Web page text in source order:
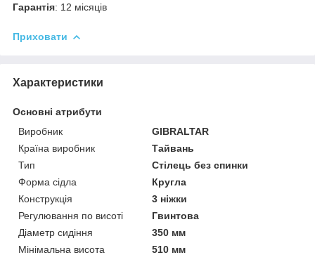
Гарантія: 12 місяців
Приховати
Характеристики
Основні атрибути
Виробник
GIBRALTAR
Країна виробник
Тайвань
Тип
Стілець без спинки
Форма сідла
Кругла
Конструкція
3 ніжки
Регулювання по висоті
Гвинтова
Діаметр сидіння
350 мм
Мінімальна висота
510 мм